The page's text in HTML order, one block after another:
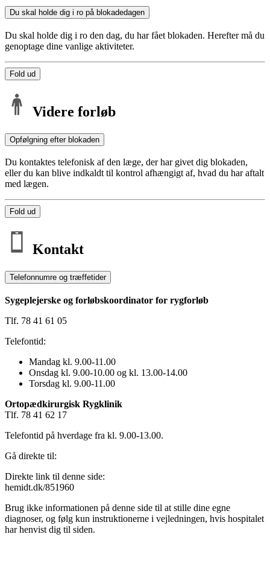
Du skal holde dig i ro på blokadedagen
Du skal holde dig i ro den dag, du har fået blokaden. Herefter må du
genoptage dine vanlige aktiviteter.
Fold ud
Videre forløb
Opfølgning efter blokaden
Du kontaktes telefonisk af den læge, der har givet dig blokaden,
eller du kan blive indkaldt til kontrol afhængigt af, hvad du har aftalt
med lægen.
Fold ud
Kontakt
Telefonnumre og træffetider
Sygeplejerske og forløbskoordinator for rygforløb
Tlf. 78 41 61 05
Telefontid:
Mandag kl. 9.00-11.00
Onsdag kl. 9.00-10.00 og kl. 13.00-14.00
Torsdag kl. 9.00-11.00
Ortopædkirurgisk Rygklinik
Tlf. 78 41 62 17
Telefontid på hverdage fra kl. 9.00-13.00.
Gå direkte til:
Direkte link til denne side:
hemidt.dk/851960
Brug ikke informationen på denne side til at stille dine egne
diagnoser, og følg kun instruktionerne i vejledningen, hvis hospitalet
har henvist dig til siden.